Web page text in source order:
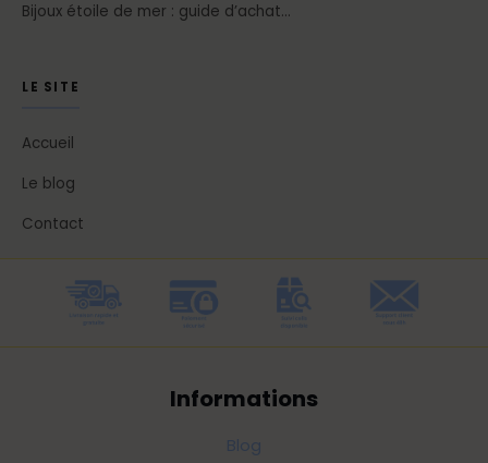
Bijoux étoile de mer : guide d’achat…
LE SITE
Accueil
Le blog
Contact
Informations
Blog